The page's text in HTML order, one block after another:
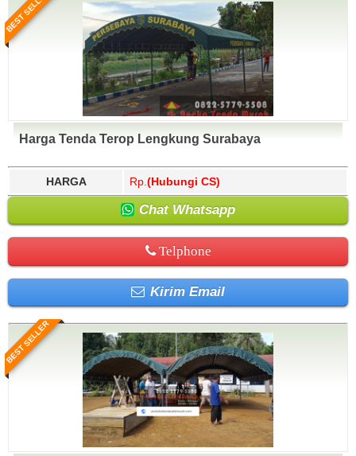
BEST SELLER
Harga Tenda Terop Lengkung Surabaya
HARGA Rp. (Hubungi CS)
Chat Whatsapp
Telphone
Kirim Email
BEST SELLER